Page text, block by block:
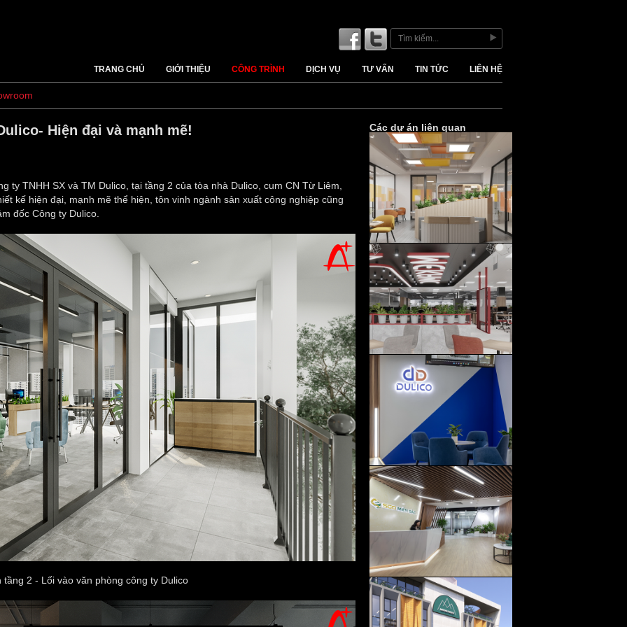
TRANG CHỦ GIỚI THIỆU CÔNG TRÌNH DỊCH VỤ TƯ VẤN TIN TỨC LIÊN HỆ
Hiện đại và mạnh mẽ!
ty TNHH SX và TM Dulico, tại tầng 2 của tòa nhà Dulico, cum CN Từ Liêm,
kế hiện đại, mạnh mẽ thể hiện, tôn vinh ngành sản xuất công nghiệp cũng
đốc Công ty Dulico.
tầng 2 - Lối vào văn phòng công ty Dulico
Các dự án liên quan